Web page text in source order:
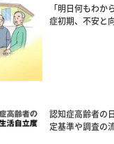
「明日何もわか
症初期、不安と
認知症高齢者の
定基準や調査の